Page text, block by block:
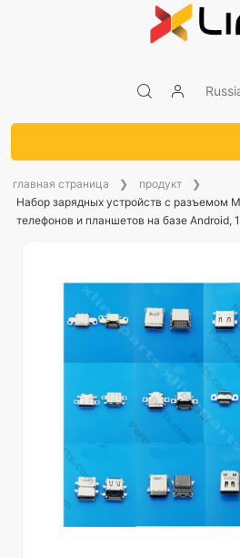
главная страница
продукт
Набор зарядных устройств с разъемом
телефонов и планшетов на базе Android,